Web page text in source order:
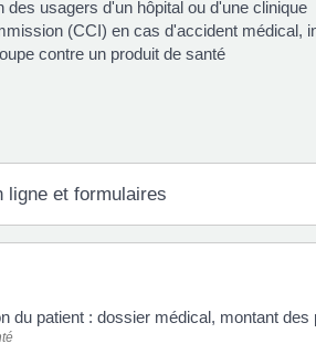
des usagers d'un hôpital ou d'une clinique
(CCI) en cas d'accident médical,
contre un produit de santé
ligne et formulaires
du patient : dossier médical, montant des